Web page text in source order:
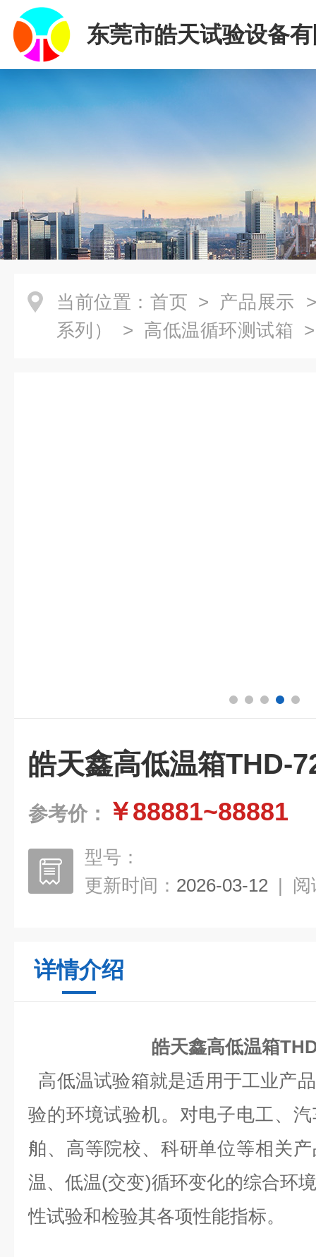
东莞市皓天试验设备
当前位置： 首页 > 产品展示
系列）
> 高低温循环测试箱
皓天鑫高低温箱THD-
参考价： ￥88881~88881
型号：
更新时间： 2026-03-12 | 阅
详情介绍
皓天鑫高低温箱
高低温试验箱就是适用于工业产
验的环境试验机。对电子电工、
舶、高等院校、科研单位等相关
温、低温(交变)循环变化的综合环
性试验和检验其各项性能指标。